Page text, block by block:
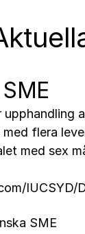
flera
med sex
IUCSYD/
SME